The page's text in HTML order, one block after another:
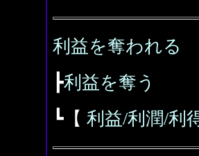
利益を奪われる
┣利益を奪う
┗【 利益/利潤/利